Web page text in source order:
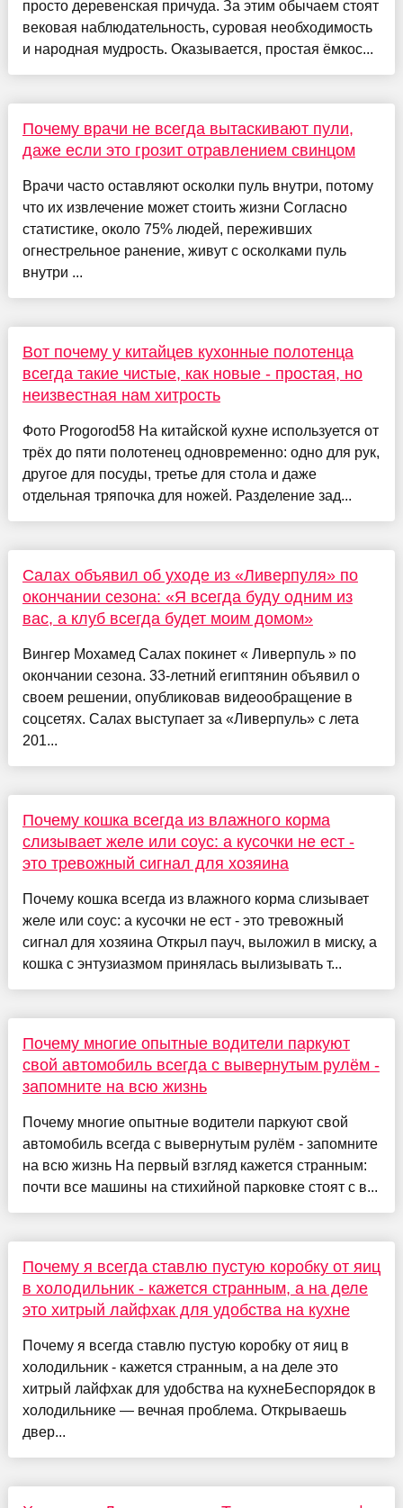
просто деревенская причуда. За этим обычаем стоят
вековая наблюдательность, суровая необходимость
и народная мудрость. Оказывается, простая ёмкос...
Почему врачи не всегда вытаскивают пули,
даже если это грозит отравлением свинцом
Врачи часто оставляют осколки пуль внутри, потому
что их извлечение может стоить жизни Согласно
статистике, около 75% людей, переживших
огнестрельное ранение, живут с осколками пуль
внутри ...
Вот почему у китайцев кухонные полотенца
всегда такие чистые, как новые - простая, но
неизвестная нам хитрость
Фото Progorod58 На китайской кухне используется от
трёх до пяти полотенец одновременно: одно для рук,
другое для посуды, третье для стола и даже
отдельная тряпочка для ножей. Разделение зад...
Салах объявил об уходе из «Ливерпуля» по
окончании сезона: «Я всегда буду одним из
вас, а клуб всегда будет моим домом»
Вингер Мохамед Салах покинет « Ливерпуль » по
окончании сезона. 33-летний египтянин объявил о
своем решении, опубликовав видеообращение в
соцсетях. Салах выступает за «Ливерпуль» с лета
201...
Почему кошка всегда из влажного корма
слизывает желе или соус: а кусочки не ест -
это тревожный сигнал для хозяина
Почему кошка всегда из влажного корма слизывает
желе или соус: а кусочки не ест - это тревожный
сигнал для хозяина Открыл пауч, выложил в миску, а
кошка с энтузиазмом принялась вылизывать т...
Почему многие опытные водители паркуют
свой автомобиль всегда с вывернутым рулём -
запомните на всю жизнь
Почему многие опытные водители паркуют свой
автомобиль всегда с вывернутым рулём - запомните
на всю жизнь На первый взгляд кажется странным:
почти все машины на стихийной парковке стоят с в...
Почему я всегда ставлю пустую коробку от яиц
в холодильник - кажется странным, а на деле
это хитрый лайфхак для удобства на кухне
Почему я всегда ставлю пустую коробку от яиц в
холодильник - кажется странным, а на деле это
хитрый лайфхак для удобства на кухнеБеспорядок в
холодильнике — вечная проблема. Открываешь
двер...